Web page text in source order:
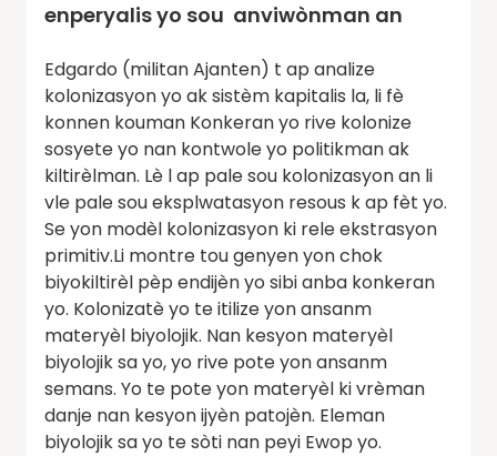
enperyalis yo sou anviwònman an
Edgardo (militan Ajanten) t ap analize
kolonizasyon yo ak sistèm kapitalis la, li fè
konnen kouman Konkeran yo rive kolonize
sosyete yo nan kontwole yo politikman ak
kiltirèlman. Lè l ap pale sou kolonizasyon an li
vle pale sou eksplwatasyon resous k ap fèt yo.
Se yon modèl kolonizasyon ki rele ekstrasyon
primitiv.Li montre tou genyen yon chok
biyokiltirèl pèp endijèn yo sibi anba konkeran
yo. Kolonizatè yo te itilize yon ansanm
materyèl biyolojik. Nan kesyon materyèl
biyolojik sa yo, yo rive pote yon ansanm
semans. Yo te pote yon materyèl ki vrèman
danje nan kesyon ijyèn patojèn. Eleman
biyolojik sa yo te sòti nan peyi Ewop yo.